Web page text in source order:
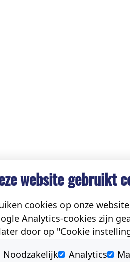
Social
website gebruikt
cookies op onze
Analytics-cookies zijn
door op "Cookie
Noodzakelijk
Analytics